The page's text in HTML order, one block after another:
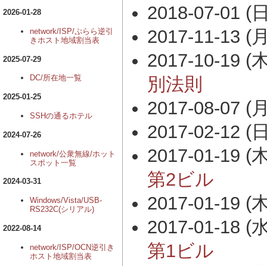
2026-01-28
network/ISP/ぷらら逆引
きホスト地域割当表
2025-07-29
DC/所在地一覧
2025-01-25
SSHの通るホテル
2024-07-26
network/公衆無線/ホット
スポット一覧
2024-03-31
Windows/Vista/USB-
RS232C(シリアル)
2022-08-14
network/ISP/OCN逆引き
ホスト地域割当表
2018-07-01 (
2017-11-13 (
2017-10-19 (
別法則
2017-08-07 (
2017-02-12 (
2017-01-19 (
第2ビル
2017-01-19 (
2017-01-18 (
第1ビル